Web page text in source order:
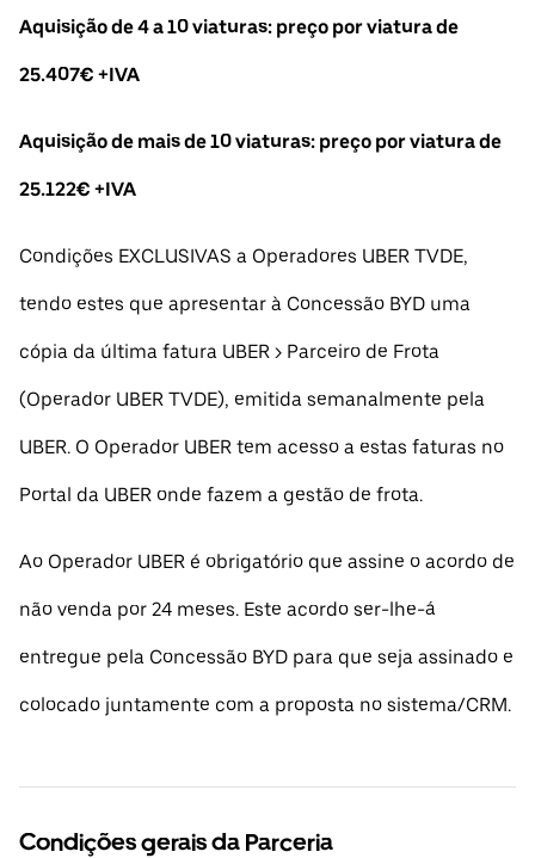
Aquisição de 4 a 10 viaturas: preço por viatura de
25.407€ +IVA
Aquisição de mais de 10 viaturas: preço por viatura de
25.122€ +IVA
Condições EXCLUSIVAS a Operadores UBER TVDE,
tendo estes que apresentar à Concessão BYD uma
cópia da última fatura UBER > Parceiro de Frota
(Operador UBER TVDE), emitida semanalmente pela
UBER. O Operador UBER tem acesso a estas faturas no
Portal da UBER onde fazem a gestão de frota.
Ao Operador UBER é obrigatório que assine o acordo de
não venda por 24 meses. Este acordo ser-lhe-á
entregue pela Concessão BYD para que seja assinado e
colocado juntamente com a proposta no sistema/CRM.
Condições gerais da Parceria